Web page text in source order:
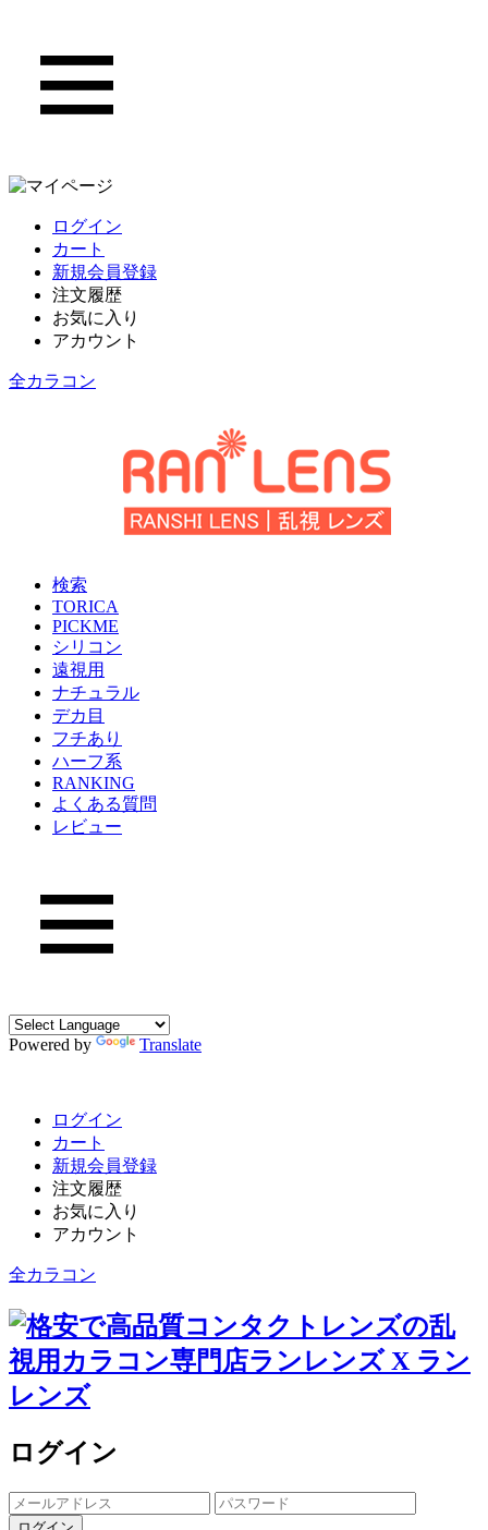
ログイン
カート
新規会員登録
注文履歴
お気に入り
アカウント
全カラコン
検索
TORICA
PICKME
シリコン
遠視用
ナチュラル
デカ目
フチあり
ハーフ系
RANKING
よくある質問
レビュー
Powered by Translate
ログイン
カート
新規会員登録
注文履歴
お気に入り
アカウント
全カラコン
ログイン